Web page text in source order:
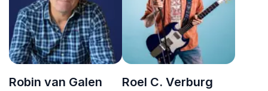
Robin van Galen Roel C. Verburg